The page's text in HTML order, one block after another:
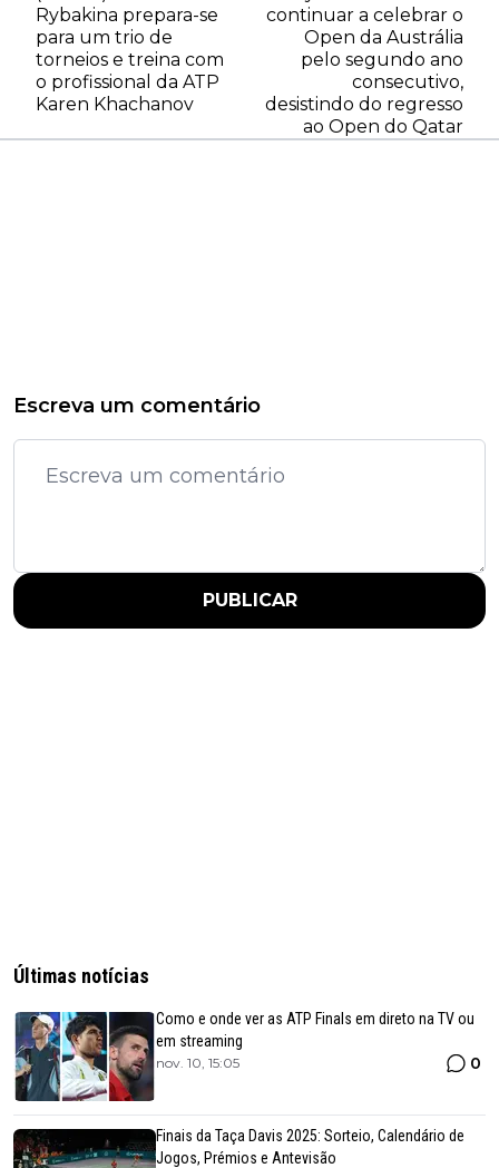
Rybakina prepara-se
para um trio de
torneios e treina com
o profissional da ATP
Karen Khachanov
continuar a celebrar o
Open da Austrália
pelo segundo ano
consecutivo,
desistindo do regresso
ao Open do Qatar
Escreva um comentário
PUBLICAR
Últimas notícias
Como e onde ver as ATP Finals em direto na TV ou
em streaming
nov. 10, 15:05 0
Finais da Taça Davis 2025: Sorteio, Calendário de
Jogos, Prémios e Antevisão